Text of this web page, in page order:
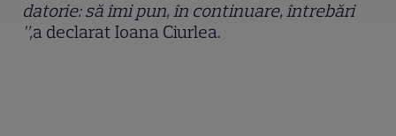
datorie: să îmi pun, în continuare, întrebări
”,a declarat Ioana Ciurlea.